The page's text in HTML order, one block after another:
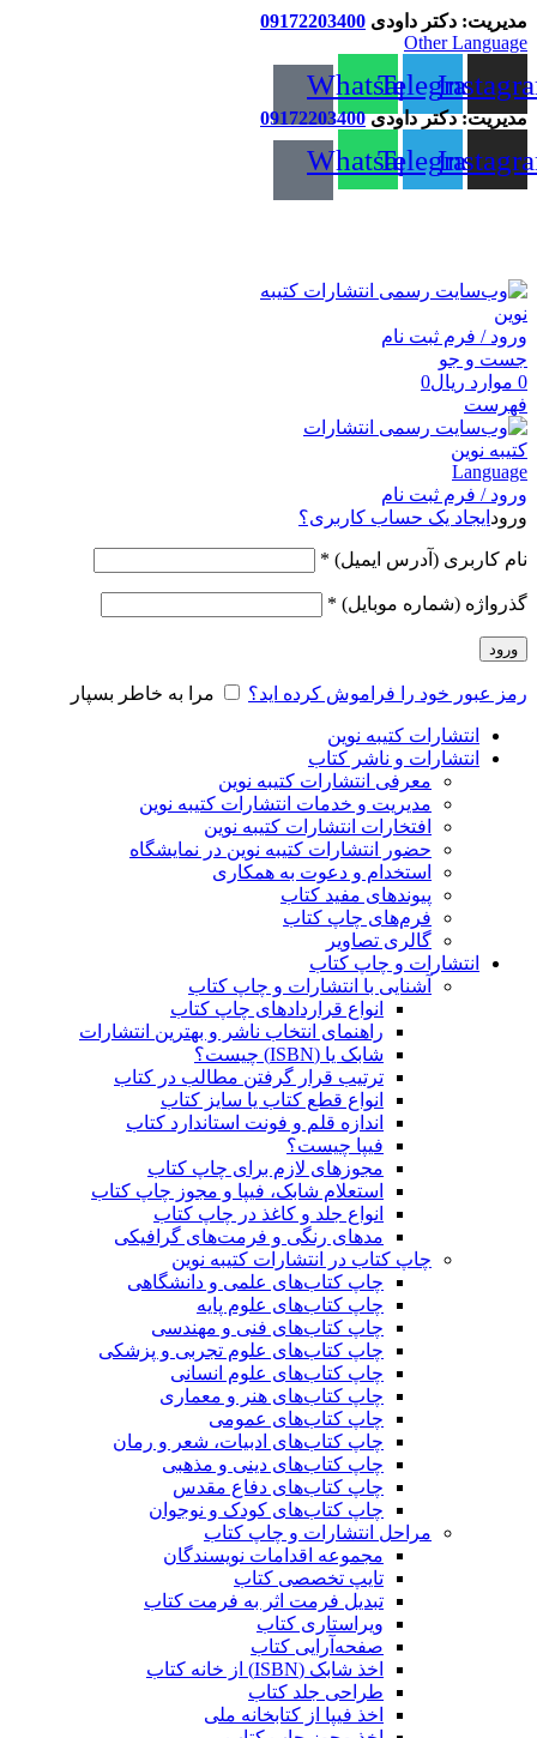
مدیریت: دکتر داودی 09172203400
Other Language
Telegram
Whatsapp
مدیریت: دکتر داودی09172203400
Telegram
Whatsapp
ورود / فرم ثبت نام
جست و جو
0 موارد ریال0
فهرست
Language
ورود / فرم ثبت نام
ورود ایجاد یک حساب کاربری؟
نام کاربری (آدرس ایمیل) *
گذرواژه (شماره موبایل) *
ورود
رمز عبور خود را فراموش کرده اید؟ مرا به خاطر بسپار
انتشارات کتیبه نوین
انتشارات و ناشر کتاب
معرفی انتشارات کتیبه نوین
مدیریت و خدمات انتشارات کتیبه نوین
افتخارات انتشارات کتیبه نوین
حضور انتشارات کتیبه نوین در نمایشگاه‌
استخدام و دعوت به همکاری
پیوندهای مفید کتاب
فرم‌های چاپ کتاب
گالری تصاویر
انتشارات و چاپ کتاب
آشنایی با انتشارات و چاپ کتاب
انواع قراردادهای چاپ کتاب
راهنمای انتخاب ناشر و بهترین انتشارات
شابک یا (ISBN) چیست؟
ترتیب قرار گرفتن مطالب در کتاب
انواع قطع کتاب یا سایز کتاب
اندازه قلم و فونت استاندارد کتاب
فیپا چیست؟
مجوزهای لازم برای چاپ کتاب
استعلام شابک، فیپا و مجوز چاپ کتاب
انواع جلد و کاغذ در چاپ کتاب
مدهای رنگی و فرمت‌های گرافیکی
چاپ کتاب در انتشارات کتیبه نوین
چاپ کتاب‌های علمی و دانشگاهی
چاپ کتاب‌های علوم پایه
چاپ کتاب‌های فنی و مهندسی
چاپ کتاب‌های علوم تجربی و پزشکی
چاپ کتاب‌های علوم انسانی
چاپ کتاب‌های هنر و معماری
چاپ کتاب‌های عمومی
چاپ کتاب‌های ادبیات، شعر و رمان
چاپ کتاب‌های دینی و مذهبی
چاپ کتاب‌های دفاع مقدس
چاپ کتاب‌های کودک و نوجوان
مراحل انتشارات و چاپ کتاب
مجموعه اقدامات نویسندگان
تایپ تخصصی کتاب
تبدیل فرمت اثر به فرمت کتاب
ویراستاری کتاب
صفحه‌آرایی کتاب
اخذ شابک (ISBN) از خانه کتاب
طراحی جلد کتاب
اخذ فیپا از کتابخانه ملی